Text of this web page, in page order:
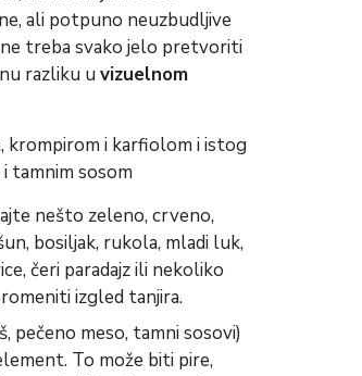
ali potpuno neuzbudljive
ne treba svako jelo pretvoriti
razliku u vizuelnom
nešto zeleno, crveno,
bosiljak, rukola, mladi luk,
čeri paradajz ili nekoliko
izgled tanjira.
pečeno meso, tamni sosovi)
To može biti pire,